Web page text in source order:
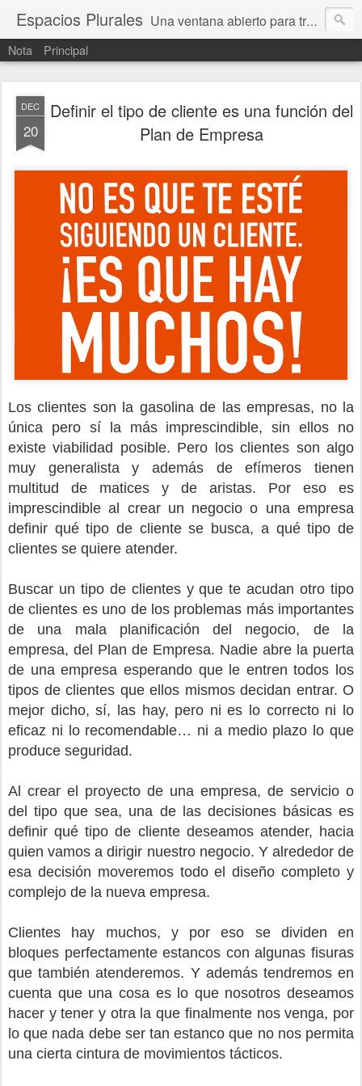
Espacios Plurales Una ventana abierto para tratar problemas que nos afectan a todxs. Temas sociales, educación, cultura, economía, política, derechos, calidad de vida. Estamos gobernados, pero queremos una calidad mayor en la política.
Nota Principal
DEC
20
Definir el tipo de cliente es una función del
Plan de Empresa
Los clientes son la gasolina de las empresas, no la
única pero sí la más imprescindible, sin ellos no
existe viabilidad posible. Pero los clientes son algo
muy generalista y además de efímeros tienen
multitud de matices y de aristas. Por eso es
imprescindible al crear un negocio o una empresa
definir qué tipo de cliente se busca, a qué tipo de
clientes se quiere atender.
Buscar un tipo de clientes y que te acudan otro tipo
de clientes es uno de los problemas más importantes
de una mala planificación del negocio, de la
empresa, del Plan de Empresa. Nadie abre la puerta
de una empresa esperando que le entren todos los
tipos de clientes que ellos mismos decidan entrar. O
mejor dicho, sí, las hay, pero ni es lo correcto ni lo
eficaz ni lo recomendable… ni a medio plazo lo que
produce seguridad.
Al crear el proyecto de una empresa, de servicio o
del tipo que sea, una de las decisiones básicas es
definir qué tipo de cliente deseamos atender, hacia
quien vamos a dirigir nuestro negocio. Y alrededor de
esa decisión moveremos todo el diseño completo y
complejo de la nueva empresa.
Clientes hay muchos, y por eso se dividen en
bloques perfectamente estancos con algunas fisuras
que también atenderemos. Y además tendremos en
cuenta que una cosa es lo que nosotros deseamos
hacer y tener y otra la que finalmente nos venga, por
lo que nada debe ser tan estanco que no nos permita
una cierta cintura de movimientos tácticos.